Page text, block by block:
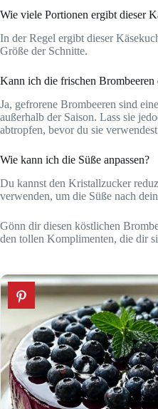
Wie viele Portionen ergibt dieser
In der Regel ergibt dieser
Größe der Schnitte.
Kann ich die frischen Brombeeren
Ja, gefrorene Brombeeren sind
außerhalb der Saison. Lass sie
abtropfen, bevor du sie
Wie kann ich die Süße anpassen?
Du kannst den Kristallzucker
verwenden, um die Süße nach
Gönn dir diesen köstlichen
den tollen Komplimenten, die dir